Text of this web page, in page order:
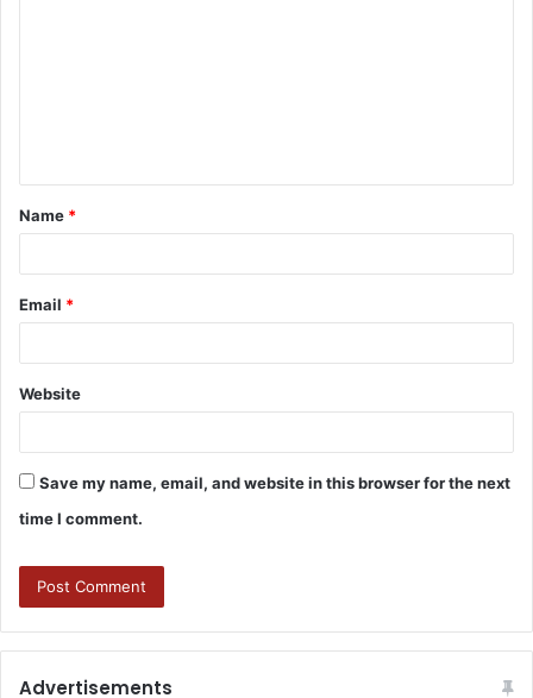
Name *
Email *
Website
Save my name, email, and website in this browser for the next
time I comment.
Advertisements